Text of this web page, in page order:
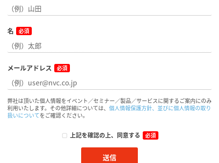
名 必須
メールアドレス 必須
弊社は頂いた個人情報をイベント／セミナー／製品／サービスに関するご案内にのみ
利用いたします。その他詳細については、 個人情報保護方針、並びに個人情報の取り
扱いについてをご確認ください。
上記を確認の上、同意する 必須